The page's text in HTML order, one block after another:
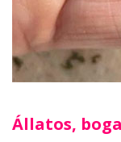
Állatos,